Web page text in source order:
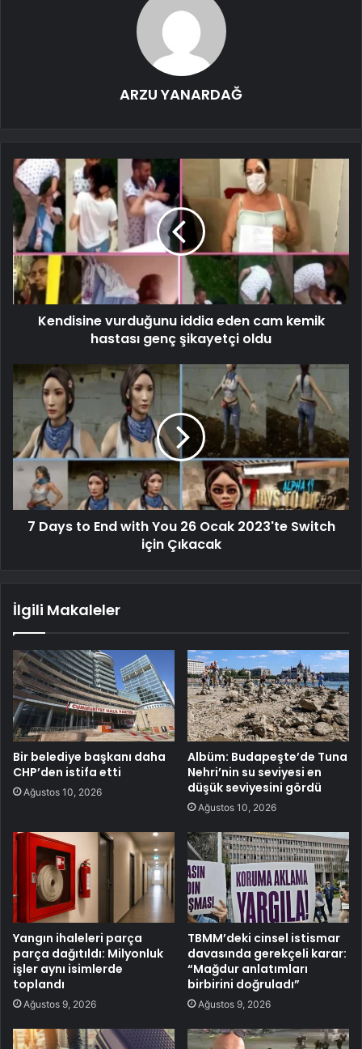
ARZU YANARDAĞ
Kendisine vurduğunu iddia eden cam kemik
hastası genç şikayetçi oldu
7 Days to End with You 26 Ocak 2023'te Switch
için Çıkacak
İlgili Makaleler
Bir belediye başkanı daha
CHP’den istifa etti
Ağustos 10, 2026
Albüm: Budapeşte’de Tuna
Nehri’nin su seviyesi en
düşük seviyesini gördü
Ağustos 10, 2026
Yangın ihaleleri parça
parça dağıtıldı: Milyonluk
işler aynı isimlerde
toplandı
Ağustos 9, 2026
TBMM’deki cinsel istismar
davasında gerekçeli karar:
“Mağdur anlatımları
birbirini doğruladı”
Ağustos 9, 2026